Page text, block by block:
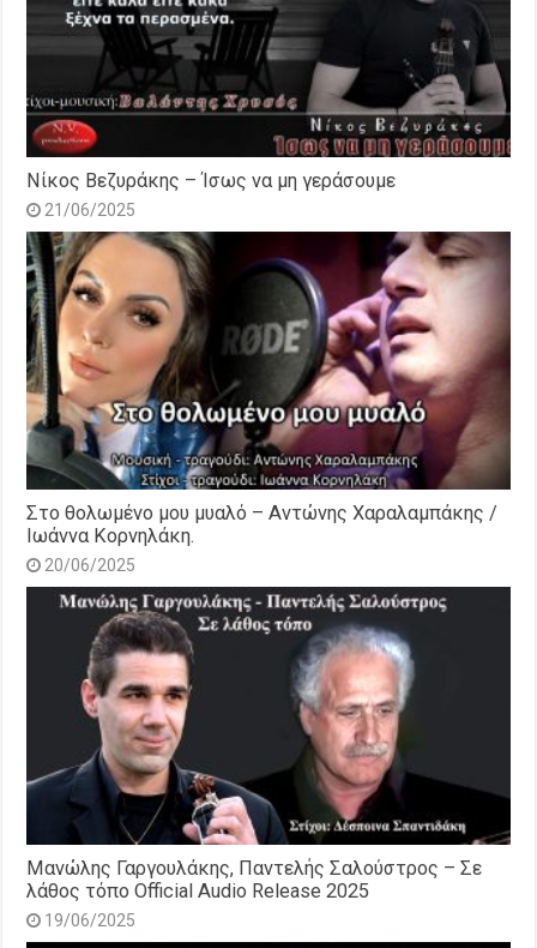
Νίκος Βεζυράκης – Ίσως να μη γεράσουμε
21/06/2025
Στο θολωμένο μου μυαλό – Αντώνης Χαραλαμπάκης /
Ιωάννα Κορνηλάκη.
20/06/2025
Μανώλης Γαργουλάκης, Παντελής Σαλούστρος – Σε
λάθος τόπο Official Audio Release 2025
19/06/2025